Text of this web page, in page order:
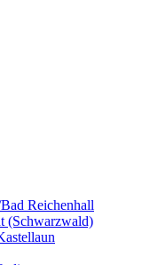
Reichenhall
(Schwarzwald)